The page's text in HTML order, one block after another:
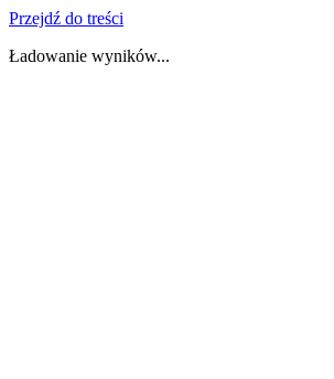
Przejdź do treści
Ładowanie wyników...